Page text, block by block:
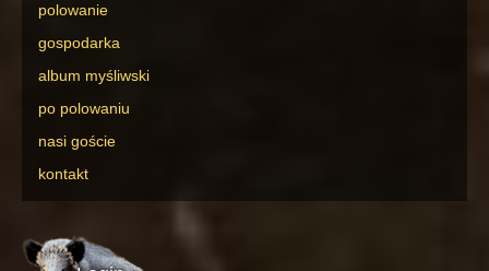
polowanie
gospodarka
album myśliwski
po polowaniu
nasi goście
kontakt